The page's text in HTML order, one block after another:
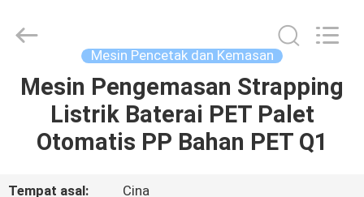
RUMAH
PRODUK
VIDEO
Industry
Co.,Ltd.
Reserved.
Mesin Pencetak dan Kemasan
Mesin Pengemasan Strapping
Listrik Baterai PET Palet
Otomatis PP Bahan PET Q1
Tempat asal:
Cina